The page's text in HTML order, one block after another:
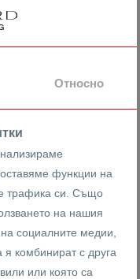
Относно
функции на
трафика си. Също
на нашия
социалните медии,
я комбинират с друга
или която са